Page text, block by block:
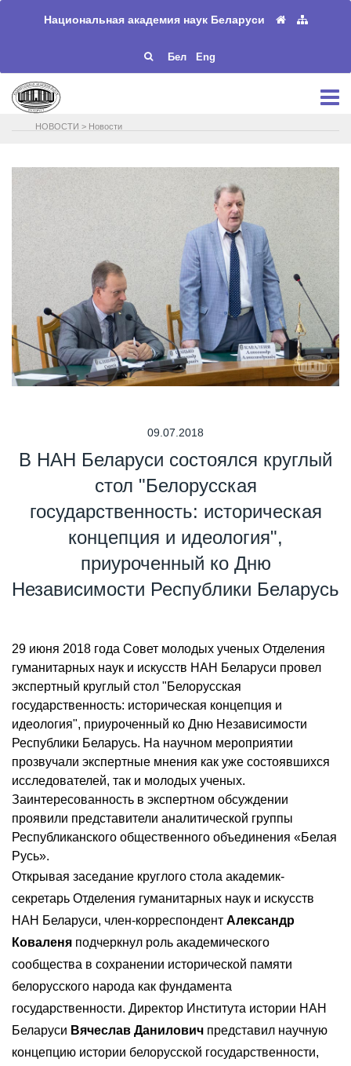
Национальная академия наук Беларуси
Бел Eng
НОВОСТИ > Новости
09.07.2018
В НАН Беларуси состоялся круглый
стол "Белорусская
государственность: историческая
концепция и идеология",
приуроченный ко Дню
Независимости Республики Беларусь
29 июня 2018 года Совет молодых ученых Отделения
гуманитарных наук и искусств НАН Беларуси провел
экспертный круглый стол "Белорусская
государственность: историческая концепция и
идеология", приуроченный ко Дню Независимости
Республики Беларусь. На научном мероприятии
прозвучали экспертные мнения как уже состоявшихся
исследователей, так и молодых ученых.
Заинтересованность в экспертном обсуждении
проявили представители аналитической группы
Республиканского общественного объединения «Белая
Русь».
Открывая заседание круглого стола академик-
секретарь Отделения гуманитарных наук и искусств
НАН Беларуси, член-корреспондент Александр
Коваленя подчеркнул роль академического
сообщества в сохранении исторической памяти
белорусского народа как фундамента
государственности. Директор Института истории НАН
Беларуси Вячеслав Данилович представил ​​научную
концепцию истории белорусской государственности,